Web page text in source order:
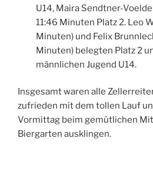
U14, Maira Sendtner-
11:46 Minuten Platz 2. Leo
Minuten) und Felix
Minuten) belegten Platz 2
männlichen Jugend U14.
Insgesamt waren alle
zufrieden mit dem tollen Lauf
Vormittag beim gemütlichen
Biergarten ausklingen.